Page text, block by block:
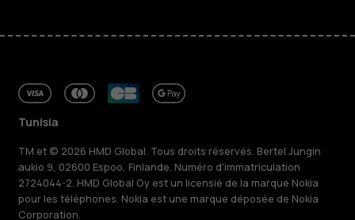
Tunisia
TM et © 2026 HMD Global. Tous droits réservés. Bertel Jungin
aukio 9, 02600 Espoo, Finlande. Numéro d'immatriculation
2724044-2. HMD Global Oy est un licensié de la marque Nokia
pour les téléphones. Nokia est une marque déposée de Nokia
Corporation.